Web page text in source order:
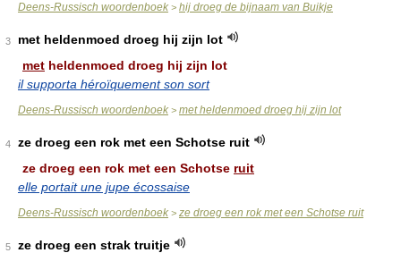
Deens-Russisch woordenboek > hij droeg de bijnaam van Buikje
3
met heldenmoed droeg hij zijn lot
met heldenmoed droeg hij zijn lot
il supporta héroïquement son sort
Deens-Russisch woordenboek > met heldenmoed droeg hij zijn lot
4
ze droeg een rok met een Schotse ruit
ze droeg een rok met een Schotse ruit
elle portait une jupe écossaise
Deens-Russisch woordenboek > ze droeg een rok met een Schotse ruit
5
ze droeg een strak truitje